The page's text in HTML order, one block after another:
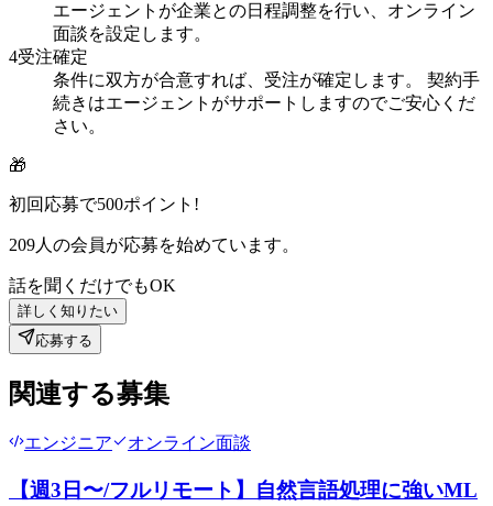
エージェントが企業との日程調整を行い、オンライン
面談を設定します。
4受注確定
条件に双方が合意すれば、受注が確定します。 契約手
続きはエージェントがサポートしますのでご安心くだ
さい。
🎁
初回応募で500ポイント!
209人の会員が応募を始めています。
話を聞くだけでもOK
詳しく知りたい
応募する
関連する募集
エンジニア オンライン面談
【週3日〜/フルリモート】自然言語処理に強いML